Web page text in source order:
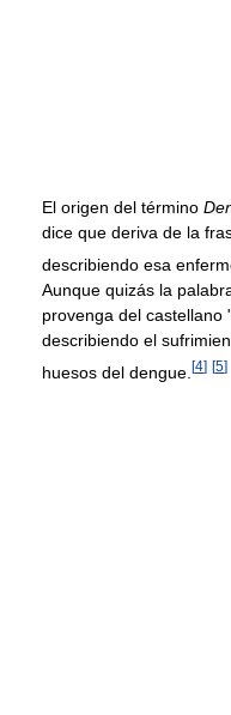
El origen del término
dice que deriva de la
describiendo esa
Aunque quizás la
provenga del castellano
describiendo el
huesos del dengue. [4] [5]